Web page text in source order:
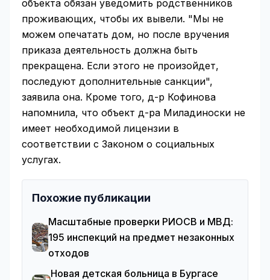
объекта обязан уведомить родственников
проживающих, чтобы их вывели. "Мы не
можем опечатать дом, но после вручения
приказа деятельность должна быть
прекращена. Если этого не произойдет,
последуют дополнительные санкции",
заявила она. Кроме того, д-р Кофинова
напомнила, что объект д-ра Миладиноски не
имеет необходимой лицензии в
соответствии с Законом о социальных
услугах.
Похожие публикации
Масштабные проверки РИОСВ и МВД:
195 инспекций на предмет незаконных
отходов
Новая детская больница в Бургасе